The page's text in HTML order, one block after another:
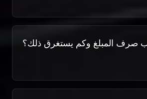
صرف المبلغ وكم يستغرق ذلك؟